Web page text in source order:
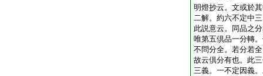
明燈抄云。文或於
二解。約六不定中
此説意云。同品之
唯第五倶品一分轉
不問分全。若分若
故云倶分有也。此
三義。一不定因義